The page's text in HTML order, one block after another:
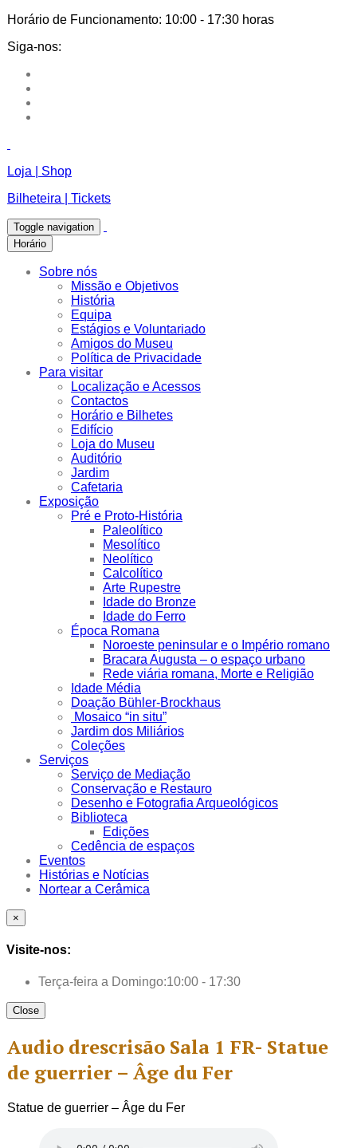
Horário de Funcionamento: 10:00 - 17:30 horas
Siga-nos:
Loja | Shop
Bilheteira | Tickets
Toggle navigation
Horário
Sobre nós
Missão e Objetivos
História
Equipa
Estágios e Voluntariado
Amigos do Museu
Política de Privacidade
Para visitar
Localização e Acessos
Contactos
Horário e Bilhetes
Edifício
Loja do Museu
Auditório
Jardim
Cafetaria
Exposição
Pré e Proto-História
Paleolítico
Mesolítico
Neolítico
Calcolítico
Arte Rupestre
Idade do Bronze
Idade do Ferro
Época Romana
Noroeste peninsular e o Império romano
Bracara Augusta – o espaço urbano
Rede viária romana, Morte e Religião
Idade Média
Doação Bühler-Brockhaus
Mosaico “in situ”
Jardim dos Miliários
Coleções
Serviços
Serviço de Mediação
Conservação e Restauro
Desenho e Fotografia Arqueológicos
Biblioteca
Edições
Cedência de espaços
Eventos
Histórias e Notícias
Nortear a Cerâmica
×
Visite-nos:
Terça-feira a Domingo:10:00 - 17:30
Close
Audio drescrisão Sala 1 FR- Statue
de guerrier – Âge du Fer
Statue de guerrier – Âge du Fer